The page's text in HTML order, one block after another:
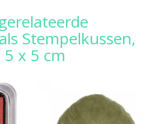
Stempelkussen,
x 5 cm